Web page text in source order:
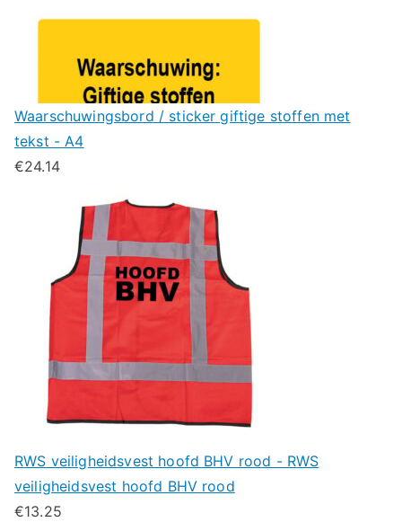
Waarschuwingsbord / sticker giftige stoffen met
tekst - A4
€24.14
RWS veiligheidsvest hoofd BHV rood - RWS
veiligheidsvest hoofd BHV rood
€13.25